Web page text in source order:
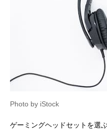
Photo by iStock
ゲーミングヘッドセットを選